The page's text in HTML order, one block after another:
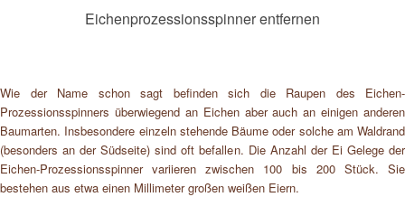
Eichenprozessionsspinner entfernen
Wie der Name schon sagt befinden sich die Raupen des Eichen-
Prozessionsspinners überwiegend an Eichen aber auch an einigen anderen
Baumarten. Insbesondere einzeln stehende Bäume oder solche am Waldrand
(besonders an der Südseite) sind oft befallen. Die Anzahl der Ei Gelege der
Eichen-Prozessionsspinner variieren zwischen 100 bis 200 Stück. Sie
bestehen aus etwa einen Millimeter großen weißen Eiern.